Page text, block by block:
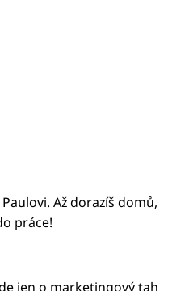
Až dorazíš domů,
práce!
jen o marketingový tah